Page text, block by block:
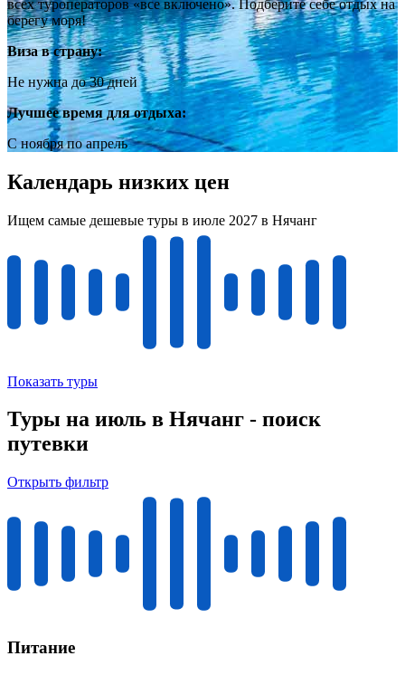
всех туроператоров «все включено». Подберите себе отдых на
берегу моря!
Виза в страну:
Не нужна до 30 дней
Лучшее время для отдыха:
С ноября по апрель
Календарь низких цен
Ищем самые дешевые туры в июле 2027 в Нячанг
Показать туры
Туры на июль в Нячанг - поиск
путевки
Открыть фильтр
Питание